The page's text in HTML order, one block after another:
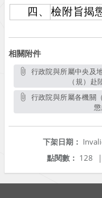
四、
檢附旨揭
相關附件
（規）
下架日期：
點閱數： 128 |